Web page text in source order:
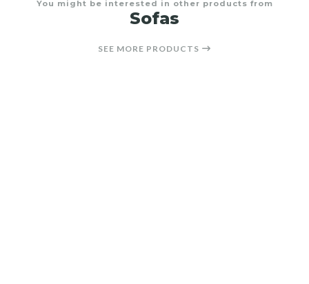
You might be interested in other products from
Sofas
SEE MORE PRODUCTS